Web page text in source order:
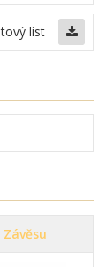
list